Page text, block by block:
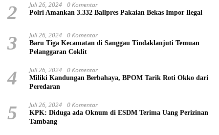
2 Juli 26, 2024 0 Komentar
Polri Amankan 3.332 Ballpres Pakaian Bekas Impor Ilegal
3 Juli 26, 2024 0 Komentar
Baru Tiga Kecamatan di Sanggau Tindaklanjuti Temuan
Pelanggaran Coklit
4 Juli 26, 2024 0 Komentar
Miliki Kandungan Berbahaya, BPOM Tarik Roti Okko dari
Peredaran
5 Juli 26, 2024 0 Komentar
KPK: Diduga ada Oknum di ESDM Terima Uang Perizinan
Tambang